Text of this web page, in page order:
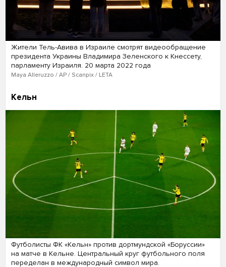
Жители Тель-Авива в Израиле смотрят видеообращение
президента Украины Владимира Зеленского к Кнессету,
парламенту Израиля. 20 марта 2022 года
Maya Alleruzzo / AP / Scanpix / LETA
Кельн
Футболисты ФК «Кельн» против дортмундской «Боруссии»
на матче в Кельне. Центральный круг футбольного поля
переделан в международный символ мира.